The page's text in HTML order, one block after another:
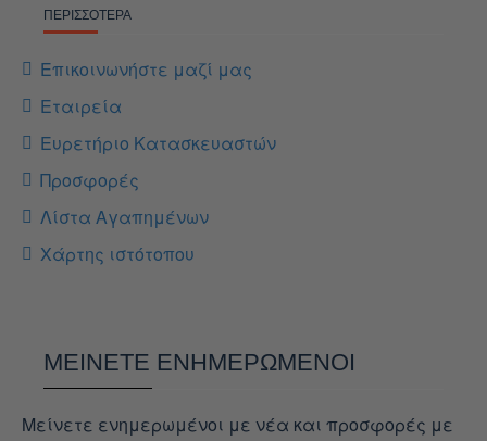
ΠΕΡΙΣΣΌΤΕΡΑ
Επικοινωνήστε μαζί μας
Εταιρεία
Ευρετήριο Κατασκευαστών
Προσφορές
Λίστα Αγαπημένων
Χάρτης ιστότοπου
ΜΕΊΝΕΤΕ ΕΝΗΜΕΡΩΜΈΝΟΙ
Μείνετε ενημερωμένοι με νέα και προσφορές με